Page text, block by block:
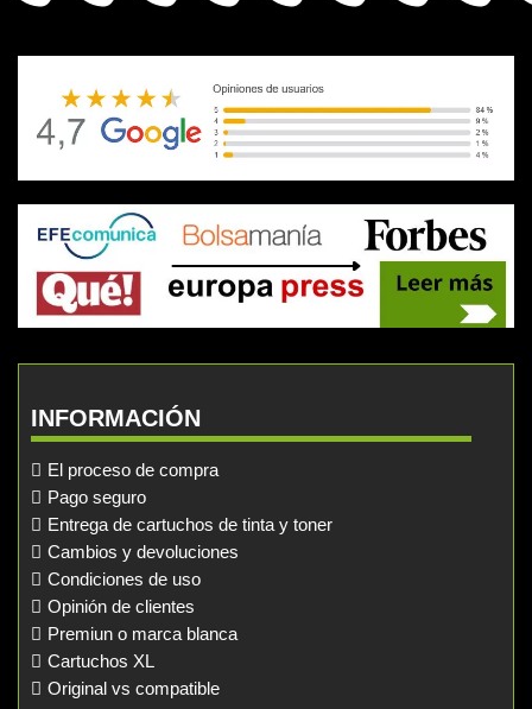
INFORMACIÓN
El proceso de compra
Pago seguro
Entrega de cartuchos de tinta y toner
Cambios y devoluciones
Condiciones de uso
Opinión de clientes
Premiun o marca blanca
Cartuchos XL
Original vs compatible